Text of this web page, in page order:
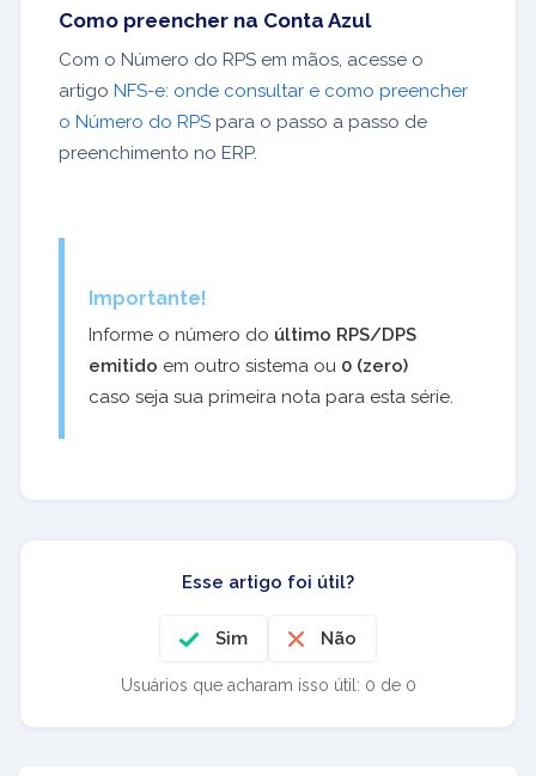
Como preencher na Conta Azul
Com o Número do RPS em mãos, acesse o
artigo NFS-e: onde consultar e como preencher
o Número do RPS para o passo a passo de
preenchimento no ERP.
Importante!
Informe o número do último RPS/DPS
emitido em outro sistema ou 0 (zero)
caso seja sua primeira nota para esta série.
Esse artigo foi útil?
Sim Não
Usuários que acharam isso útil: 0 de 0